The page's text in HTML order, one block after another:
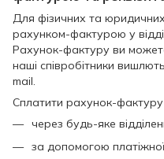
Для фізичних та
рахунком-фактурою у
Рахунок-фактуру ви
наші співробітники
mail.
Сплатити рахунок-
через будь-яке
за допомогою